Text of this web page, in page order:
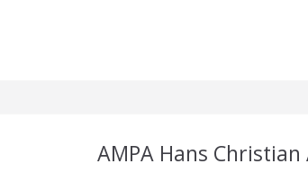
AMPA Hans Christian